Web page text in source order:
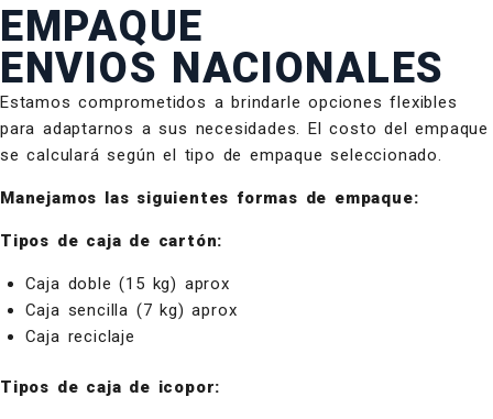
EMPAQUE
ENVIOS NACIONALES
Estamos comprometidos a brindarle opciones flexibles
para adaptarnos a sus necesidades. El costo del empaque
se calculará según el tipo de empaque seleccionado.
Manejamos las siguientes formas de empaque:
Tipos de caja de cartón:
Caja doble (15 kg) aprox
Caja sencilla (7 kg) aprox
Caja reciclaje
Tipos de caja de icopor: